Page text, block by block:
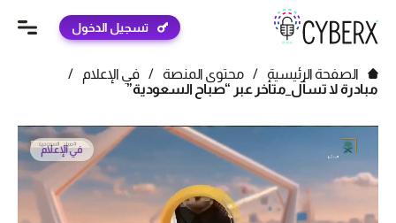
تسجيل الدخول
الصفحة الرئيسية / محتوى المنصة / في الإعلام
/
مبادرة لا تسأل_متأخر عبر “صباح السعودية”
في الإعلام